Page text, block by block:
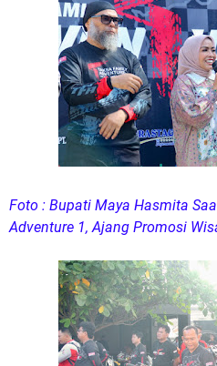
Foto : Bupati Maya Hasmita
Adventure 1, Ajang Promosi